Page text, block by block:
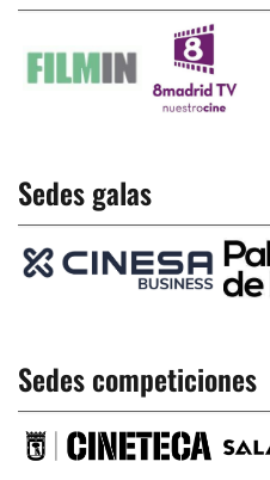
Sedes galas
Sedes competiciones